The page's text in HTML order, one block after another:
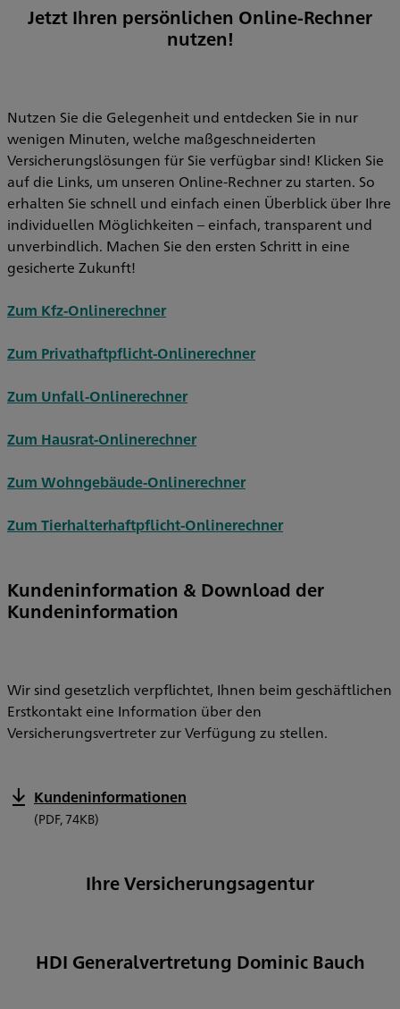
Jetzt Ihren persönlichen Online-Rechner
nutzen!
Nutzen Sie die Gelegenheit und entdecken Sie in nur
wenigen Minuten, welche maßgeschneiderten
Versicherungslösungen für Sie verfügbar sind! Klicken Sie
auf die Links, um unseren Online-Rechner zu starten. So
erhalten Sie schnell und einfach einen Überblick über Ihre
individuellen Möglichkeiten – einfach, transparent und
unverbindlich. Machen Sie den ersten Schritt in eine
gesicherte Zukunft!
Zum Kfz-Onlinerechner
Zum Privathaftpflicht-Onlinerechner
Zum Unfall-Onlinerechner
Zum Hausrat-Onlinerechner
Zum Wohngebäude-Onlinerechner
Zum Tierhalterhaftpflicht-Onlinerechner
Kundeninformation & Download der
Kundeninformation
Wir sind gesetzlich verpflichtet, Ihnen beim geschäftlichen
Erstkontakt eine Information über den
Versicherungsvertreter zur Verfügung zu stellen.
Kundeninformationen
(PDF, 74KB)
Ihre Versicherungsagentur
HDI Generalvertretung Dominic Bauch